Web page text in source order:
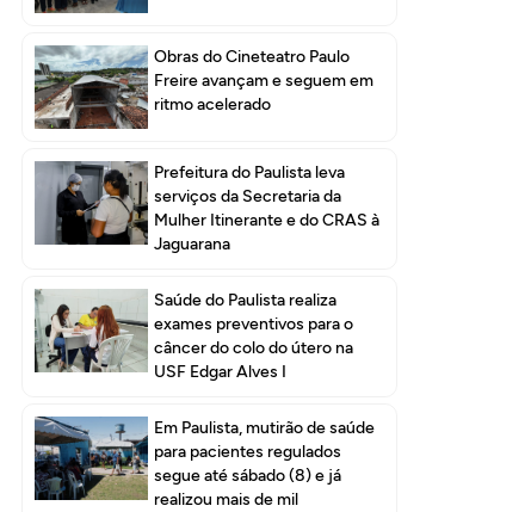
Obras do Cineteatro Paulo
Freire avançam e seguem em
ritmo acelerado
Prefeitura do Paulista leva
serviços da Secretaria da
Mulher Itinerante e do CRAS à
Jaguarana
Saúde do Paulista realiza
exames preventivos para o
câncer do colo do útero na
USF Edgar Alves I
Em Paulista, mutirão de saúde
para pacientes regulados
segue até sábado (8) e já
realizou mais de mil